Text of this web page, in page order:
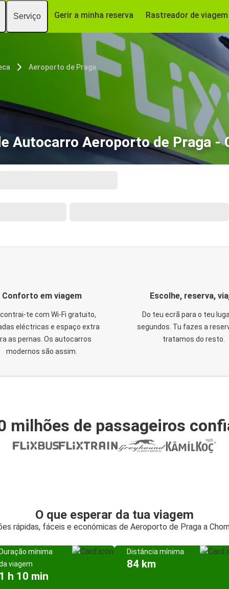
Serviço Gerir a minha reserva Rastreador de viagem
Aeroporto de Praga
Autocarro Aeroporto de Praga -
Conforto em viagem
te com Wi-Fi gratuito,
eléctricas e espaço extra
as pernas. Os autocarros
modernos são assim.
Escolhe, reserva,
Do teu ecrã para o teu
segundos. Tu fazes a
tratamos do resto.
milhões de passageiros
O que esperar da tua viagem
rápidas, fáceis e económicas de Aeroporto de Praga a
mínima
viagem
h 10 min
Distância mínima
84 km